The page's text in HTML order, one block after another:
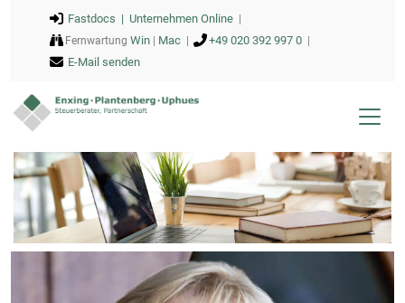
Fastdocs | Unternehmen Online|
Fernwartung Win| Mac| +49 020 392 997 0|
E-Mail senden